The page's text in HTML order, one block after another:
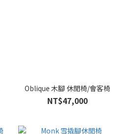
Oblique 木腳 休閒椅/會客椅
NT$47,000